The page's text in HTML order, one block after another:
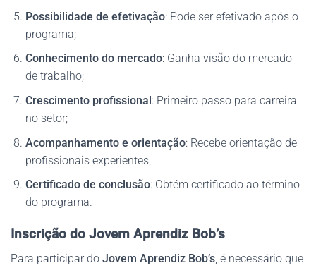
Possibilidade de efetivação: Pode ser efetivado após o
programa;
Conhecimento do mercado: Ganha visão do mercado
de trabalho;
Crescimento profissional: Primeiro passo para carreira
no setor;
Acompanhamento e orientação: Recebe orientação de
profissionais experientes;
Certificado de conclusão: Obtém certificado ao término
do programa.
Inscrição do Jovem Aprendiz Bob’s
Para participar do Jovem Aprendiz Bob’s , é necessário que